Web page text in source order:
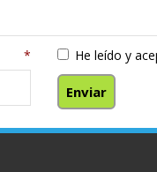
* He leído y